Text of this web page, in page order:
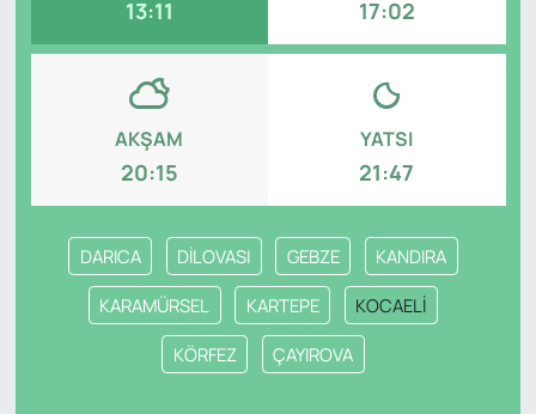
13:11 17:02
AKŞAM
20:15
YATSI
21:47
DARICA DİLOVASI GEBZE KANDIRA
KARAMÜRSEL KARTEPE KOCAELİ
KÖRFEZ ÇAYIROVA